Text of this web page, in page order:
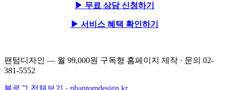
▶ 무료 상담 신청하기
▶ 서비스 혜택 확인하기
팬텀디자인 — 월 99,000원 구독형 홈페이지 제작 · 문의 02-
381-5552
블로그 전체보기 · phantomdesign.kr